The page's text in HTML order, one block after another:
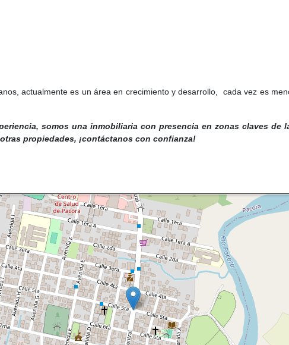
actualmente es un área en crecimiento y desarrollo, cada vez es
somos una inmobiliaria con presencia en zonas claves de
propiedades, ¡contáctanos con confianza!